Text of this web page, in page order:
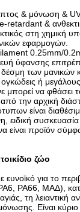
& μόνωση & UV
retardant &
στη χημική
εφαρμογών.
0.25mm/
ύφανσης
των μανικών
ογκώδεις ή
μπορεί να φθάσει
την αρχική
είναι
συσκευασία
είναι προϊόν
ζώο
ευνοϊκό για το
PA66, ΜΑΔ),
τη λειαντική
Είναι κύριο